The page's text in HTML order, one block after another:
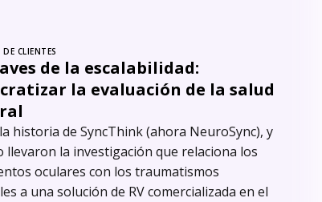
CLIENTES
de la escalabilidad:
la evaluación de la salud
historia de SyncThink (ahora NeuroSync), y
llevaron la investigación que relaciona los
oculares con los traumatismos
a una solución de RV comercializada en el